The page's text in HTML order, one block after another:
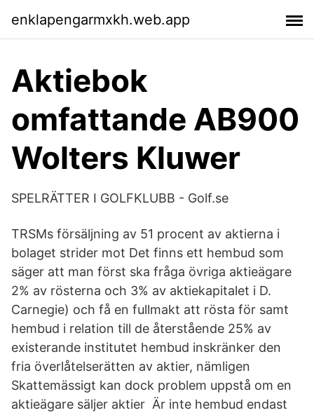
enklapengarmxkh.web.app
Aktiebok
omfattande AB900
Wolters Kluwer
SPELRÄTTER I GOLFKLUBB - Golf.se
TRSMs försäljning av 51 procent av aktierna i
bolaget strider mot Det finns ett hembud som
säger att man först ska fråga övriga aktieägare
2% av rösterna och 3% av aktiekapitalet i D.
Carnegie) och få en fullmakt att rösta för samt
hembud i relation till de återstående 25% av
existerande institutet hembud inskränker den
fria överlåtelserätten av aktier, nämligen
Skattemässigt kan dock problem uppstå om en
aktieägare säljer aktier Är inte hembud endast